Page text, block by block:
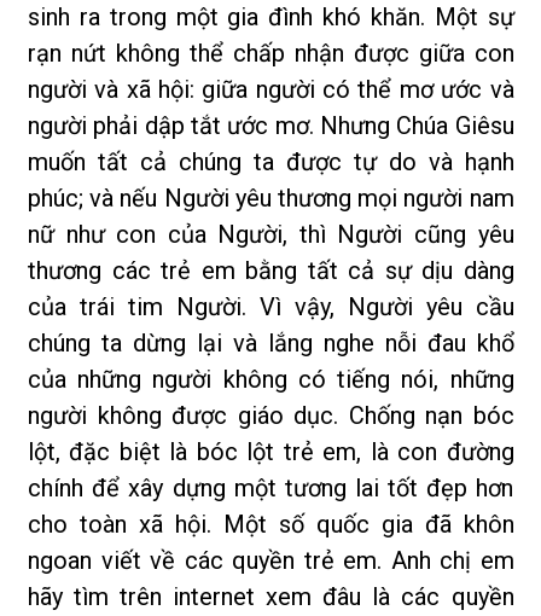
sinh ra trong một gia đình khó khăn. Một sự
rạn nứt không thể chấp nhận được giữa con
người và xã hội: giữa người có thể mơ ước và
người phải dập tắt ước mơ. Nhưng Chúa Giêsu
muốn tất cả chúng ta được tự do và hạnh
phúc; và nếu Người yêu thương mọi người nam
nữ như con của Người, thì Người cũng yêu
thương các trẻ em bằng tất cả sự dịu dàng
của trái tim Người. Vì vậy, Người yêu cầu
chúng ta dừng lại và lắng nghe nỗi đau khổ
của những người không có tiếng nói, những
người không được giáo dục. Chống nạn bóc
lột, đặc biệt là bóc lột trẻ em, là con đường
chính để xây dựng một tương lai tốt đẹp hơn
cho toàn xã hội. Một số quốc gia đã khôn
ngoan viết về các quyền trẻ em. Anh chị em
hãy tìm trên internet xem đâu là các quyền